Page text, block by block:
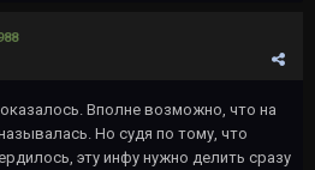
Вполне возможно, что на
Но судя по тому, что
эту инфу нужно делить сразу